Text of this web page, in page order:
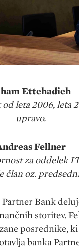
Ettehadieh
leta 2006, leta
upravo.
Fellner
za oddelek
član oz.
Bank
storitev.
posrednike,
banka